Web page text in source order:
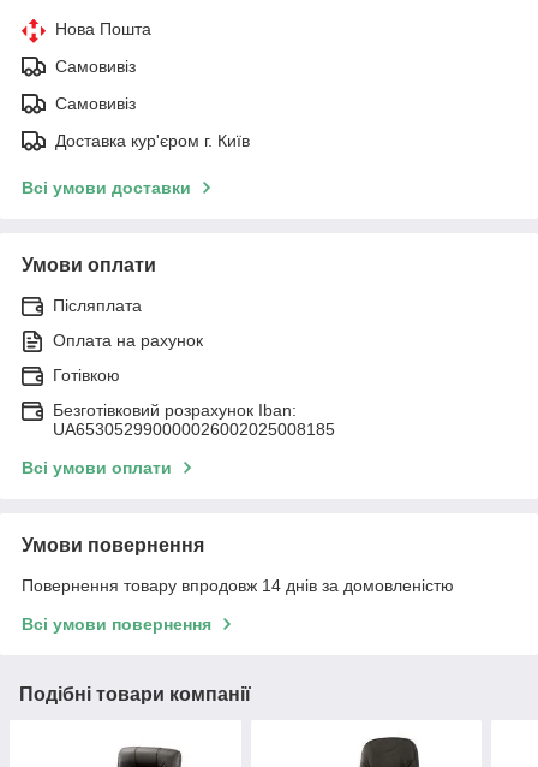
Нова Пошта
Самовивіз
Самовивіз
Доставка кур'єром г. Київ
Всі умови доставки
Умови оплати
Післяплата
Оплата на рахунок
Готівкою
Безготівковий розрахунок Iban:
UA653052990000026002025008185
Всі умови оплати
Умови повернення
Повернення товару впродовж 14 днів за домовленістю
Всі умови повернення
Подібні товари компанії